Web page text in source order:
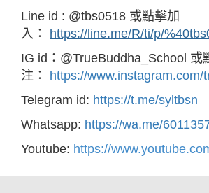
Line id : @tbs0518 或點擊加
入： https://line.me/R/ti/p/
IG id：@TrueBuddha_School 或
注： https://www.instagram.com/
Telegram id: https://t.me/syltbsn
Whatsapp: https://wa.me/
Youtube: https://